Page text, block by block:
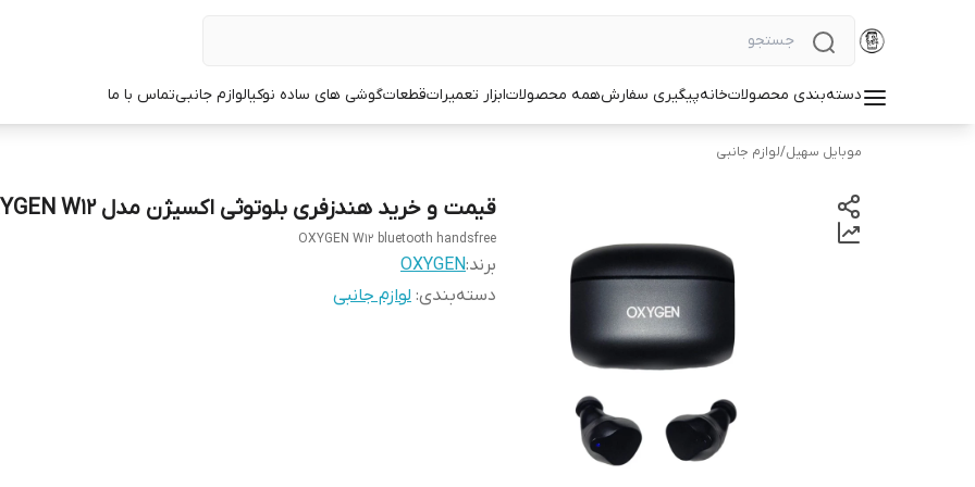
دسته‌بندی محصولاتخانهپیگیری سفارشهمه محصولاتابزار تعمیراتقطعاتگوشی های ساده نوکیالوازم جانبیتماس با ما
موبایل سهیل/لوازم جانبی
قیمت و خرید هندزفری بلوتوثی اکسیژن مدل OXYGEN W12
OXYGEN W12 bluetooth handsfree
برند:OXYGEN
دسته‌بندی: لوازم جانبی